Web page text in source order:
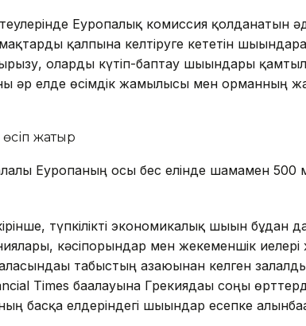
Еуропалық комиссия қолданатын
қалпына келтіруге кететін
оларды күтіп-баптау шығындары
әр елде өсімдік жамылғысы мен орманның
жатыр
Еуропаның осы бес елінде шамамен 500
түпкілікті экономикалық шығын бұдан
кәсіпорындар мен жекеменшік иелері
табыстың азаюынан келген
Times бағалауына Грекиядағы соңғы
басқа елдеріндегі шығындар есепке